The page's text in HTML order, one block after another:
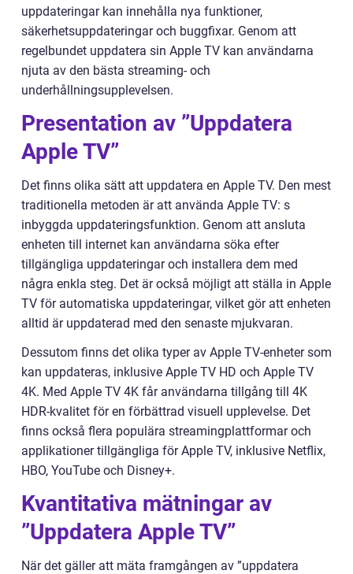
uppdateringar kan innehålla nya funktioner,
säkerhetsuppdateringar och buggfixar. Genom att
regelbundet uppdatera sin Apple TV kan användarna
njuta av den bästa streaming- och
underhållningsupplevelsen.
Presentation av ”Uppdatera
Apple TV”
Det finns olika sätt att uppdatera en Apple TV. Den mest
traditionella metoden är att använda Apple TV: s
inbyggda uppdateringsfunktion. Genom att ansluta
enheten till internet kan användarna söka efter
tillgängliga uppdateringar och installera dem med
några enkla steg. Det är också möjligt att ställa in Apple
TV för automatiska uppdateringar, vilket gör att enheten
alltid är uppdaterad med den senaste mjukvaran.
Dessutom finns det olika typer av Apple TV-enheter som
kan uppdateras, inklusive Apple TV HD och Apple TV
4K. Med Apple TV 4K får användarna tillgång till 4K
HDR-kvalitet för en förbättrad visuell upplevelse. Det
finns också flera populära streamingplattformar och
applikationer tillgängliga för Apple TV, inklusive Netflix,
HBO, YouTube och Disney+.
Kvantitativa mätningar av
”Uppdatera Apple TV”
När det gäller att mäta framgången av ”uppdatera